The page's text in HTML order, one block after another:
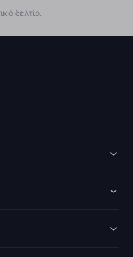
δελτίο.